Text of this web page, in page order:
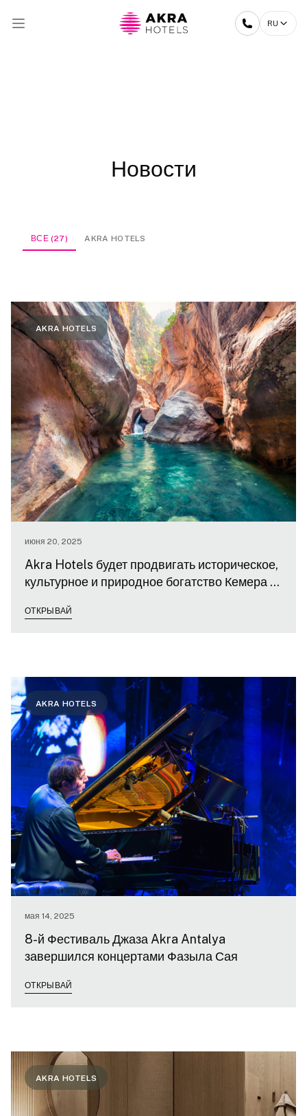
RU
Новости
ВСЕ (27) AKRA HOTELS
июня 20, 2025
Akra Hotels будет продвигать историческое,
культурное и природное богатство Кемера с
ОТКРЫВАЙ
AKRA HOTELS
мая 14, 2025
8-й Фестиваль Джаза Akra Antalya
завершился концертами Фазыла Сая
ОТКРЫВАЙ
AKRA HOTELS
AKRA HOTELS